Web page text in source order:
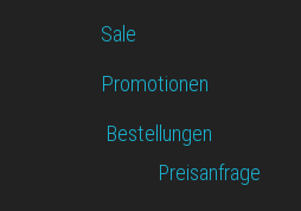
Sale
Promotionen
Bestellungen
Preisanfrage